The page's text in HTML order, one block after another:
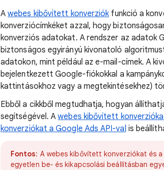
Awebes kibővített konverziókfunkció a
konverziócímkéket azzal, hogy
konverziós adatokat. A rendszer az adatok
biztonságos egyirányú kivonatoló
adatokon, mint például az e-mail-címek. A
bejelentkezett Google-fiókokkal a
kattintásokhoz vagy a megtekintésekhez)
Ebből a cikkből megtudhatja, hogyan
segítségével. Awebes kibővített
konverziókat a Google Ads API-val is
Fontos: A webes kibővített konverziókat és
egyetlen be- és kikapcsolási beállításban